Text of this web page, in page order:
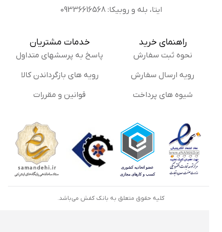
ایتا، بله و روبیکا: 09336616568
راهنمای خرید
نحوه ثبت سفارش
رویه ارسال سفارش
شیوه های پرداخت
خدمات مشتریان
پاسخ به پرسشهای متداول
رویه های بازگرداندن کالا
قوانین و مقررات
کلیه حقوق متعلق به بانک کفش می‌باشد.